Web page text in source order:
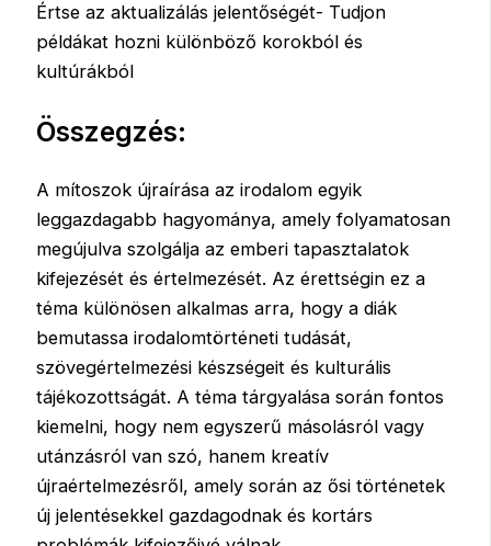
Értse az aktualizálás jelentőségét- Tudjon
példákat hozni különböző korokból és
kultúrákból
Összegzés:
A mítoszok újraírása az irodalom egyik
leggazdagabb hagyománya, amely folyamatosan
megújulva szolgálja az emberi tapasztalatok
kifejezését és értelmezését. Az érettségin ez a
téma különösen alkalmas arra, hogy a diák
bemutassa irodalomtörténeti tudását,
szövegértelmezési készségeit és kulturális
tájékozottságát. A téma tárgyalása során fontos
kiemelni, hogy nem egyszerű másolásról vagy
utánzásról van szó, hanem kreatív
újraértelmezésről, amely során az ősi történetek
új jelentésekkel gazdagodnak és kortárs